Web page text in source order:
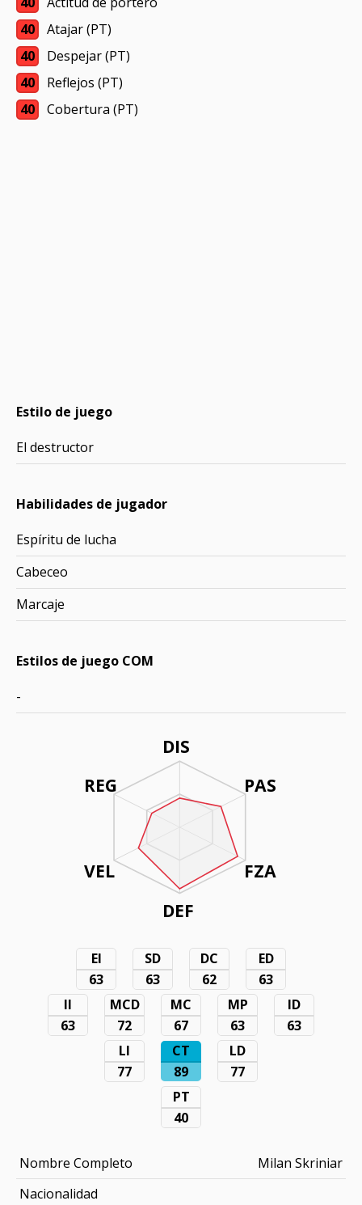
DIS
PAS
FZA
DEF
REG
VEL
EI
63
SD
63
DC
62
ED
63
II
63
MCD
72
MC
67
MP
63
ID
63
LI
77
CT
89
LD
77
PT
40
Nombre Completo
Milan Skriniar
Nacionalidad
40
Atajar (PT)
40
Despejar (PT)
40
Reflejos (PT)
40
Cobertura (PT)
Estilo de juego
El destructor
Habilidades de jugador
Espíritu de lucha
Cabeceo
Marcaje
Estilos de juego COM
-